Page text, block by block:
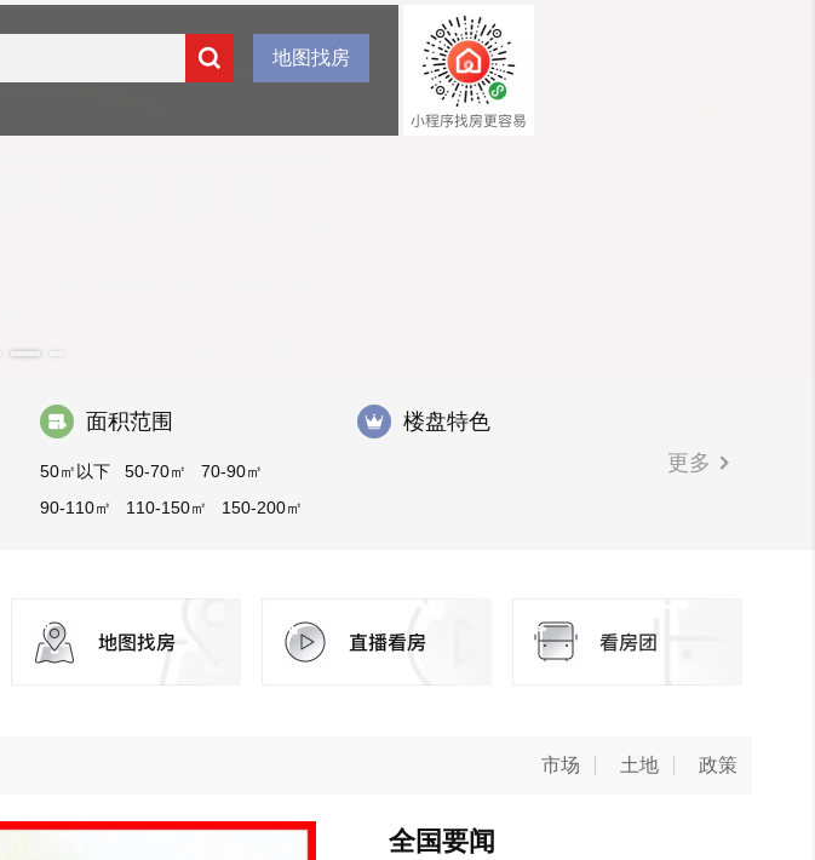
地图找房
面积范围
50㎡以下 50-70㎡
70-90㎡
90-110㎡
110-150㎡
150-200㎡
楼盘特色
更多
市场 土地 政策
全国要闻